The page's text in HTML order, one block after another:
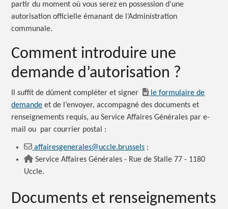
partir du moment où vous serez en possession d’une
autorisation officielle émanant de l’Administration
communale.
Comment introduire une
demande d’autorisation ?
Il suffit de dûment compléter et signer
le formulaire de
demande et de l’envoyer, accompagné des documents et
renseignements requis, au Service Affaires Générales par e-
mail ou par courrier postal :
affairesgenerales@uccle.brussels ;
Service Affaires Générales - Rue de Stalle 77 - 1180
Uccle.
Documents et renseignements